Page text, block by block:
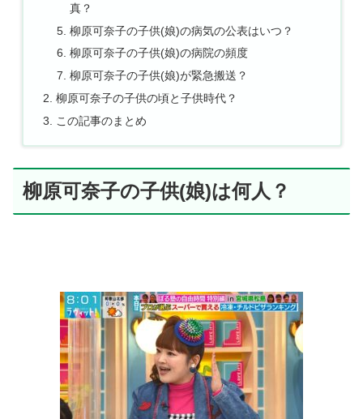
真？
柳原可奈子の子供(娘)の病気の公表はいつ？
柳原可奈子の子供(娘)の病院の頻度
柳原可奈子の子供(娘)が緊急搬送？
柳原可奈子の子供の頃と子供時代？
この記事のまとめ
柳原可奈子の子供(娘)は何人？